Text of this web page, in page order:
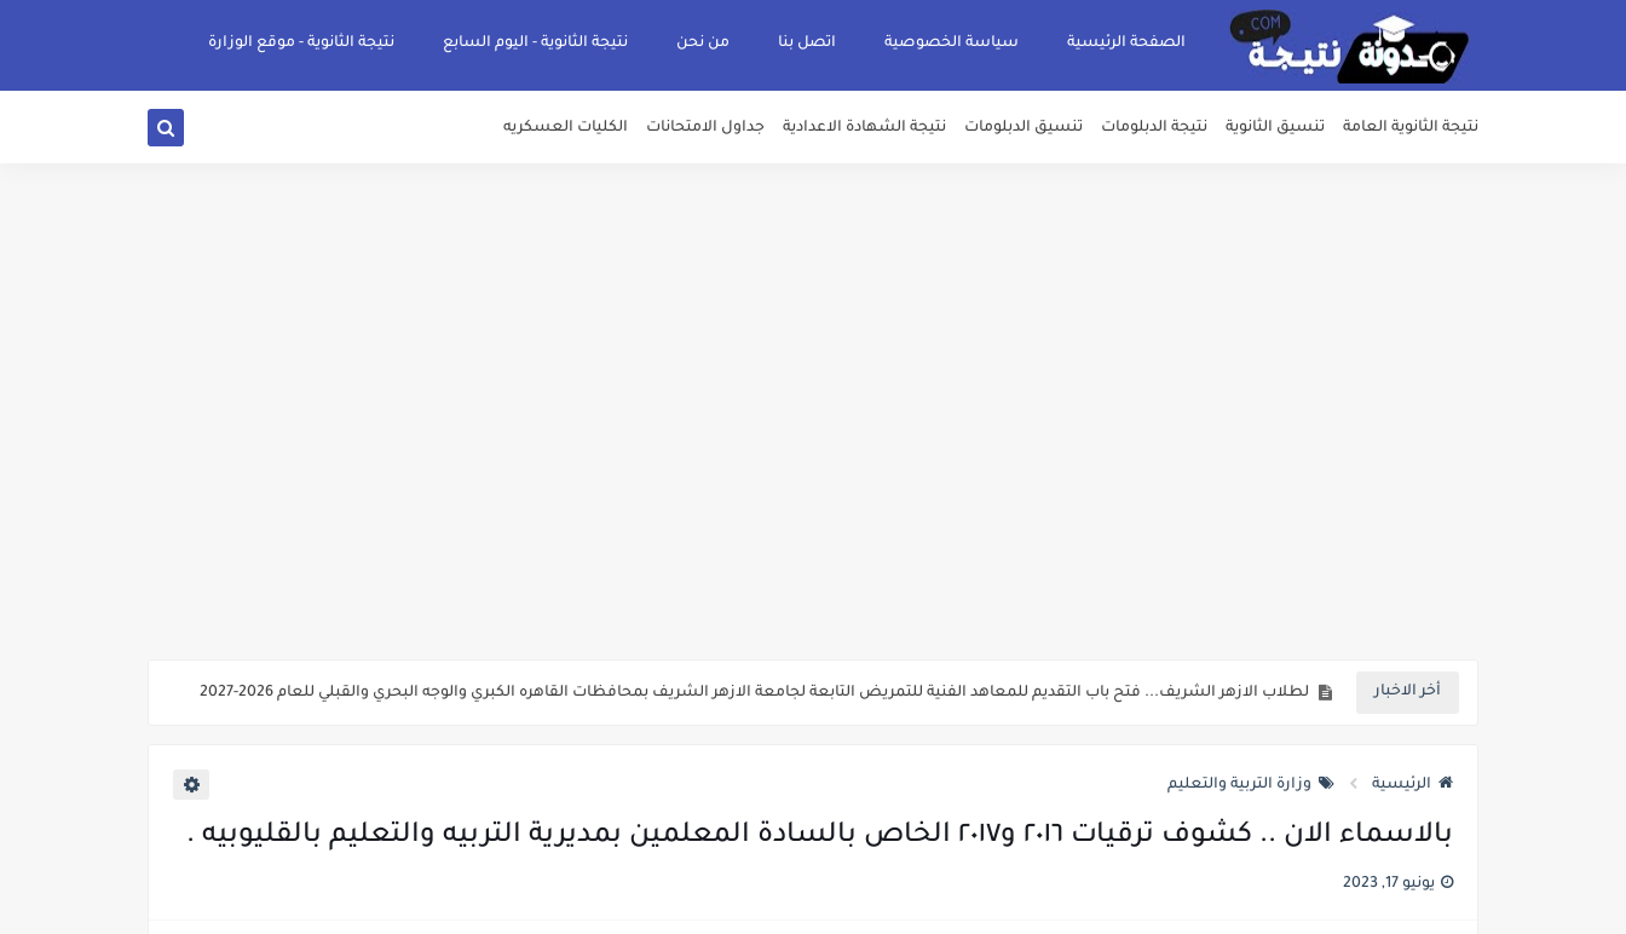
الصفحة الرئيسية سياسة الخصوصية اتصل بنا من نحن نتيجة الثانوية - اليوم السابع نتيجة الثانوية - موقع الوزارة
نتيجة الثانوية العامة تنسيق الثانوية نتيجة الدبلومات تنسيق الدبلومات نتيجة الشهادة الاعدادية جداول الامتحانات الكليات العسكريه
أخر الاخبار جريدة الجمهورية : استمارات الثانوية بالمدارس الإثنين.. و«أولى تنسيق» الثلاثاء مؤشرات انخفاض الحد الأدنى للقطاع الطبي 1% - باستثناء «البشرى»
قائمة أسماء بجميع الجامعات الخاصه والأهلية والحكومية والاجنبية المعتمدة من وزارة التعليم العالي للعام الجامعي 2026/ 2027
انخفاض الحد الادني بكليات القمة والمرحلة الاولي للتنسيق يوم الاثنين القادم ..بداية تظلمات الثانوية العامة الكترونيا لمدة 15 يوم بداية من غدا
الرئيسية وزارة التربية والتعليم
بالاسماء الان .. كشوف ترقيات ٢٠١٦ و٢٠١٧ الخاص بالسادة المعلمين بمديرية التربيه والتعليم بالقليوبيه .
يونيو 17, 2023